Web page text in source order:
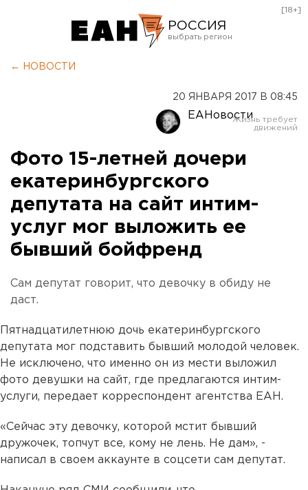
РОССИЯ
Оренбург
[18+]
← НОВОСТИ
20 ЯНВАРЯ 2017 В 08:45
ЕАНовости
Фото 15-летней дочери
екатеринбургского
депутата на сайт интим-
услуг мог выложить ее
бывший бойфренд
Сам депутат говорит, что девочку в обиду не
даст.
Пятнадцатилетнюю дочь екатеринбургского
депутата мог подставить бывший молодой человек.
Не исключено, что именно он из мести выложил
фото девушки на сайт, где предлагаются интим-
услуги, передает корреспондент агентства ЕАН.
«Сейчас эту девочку, которой мстит бывший
дружочек, топчут все, кому не лень. Не дам», -
написал в своем аккаунте в соцсети сам депутат.